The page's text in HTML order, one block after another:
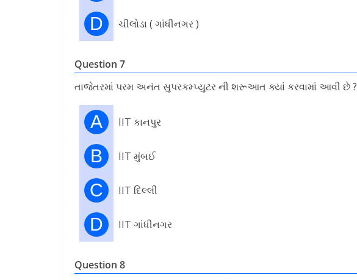
D ચીલોડા ( ગાંધીનગર )
Question 7
તાજેતરમાં પરમ અનંત સુપરકમ્પ્યુટર ની શરૂઆત ક્યાં કરવામાં આવી છે ?
A IIT કાનપુર
B IIT મુંબઈ
C IIT દિલ્લી
D IIT ગાંધીનગર
Question 8